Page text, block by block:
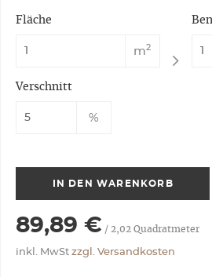
Fläche
m2
Verschnitt
%
IN DEN WARENKORB
89,89 € / 2,02 Quadratmeter
inkl. MwSt zzgl. Versandkosten